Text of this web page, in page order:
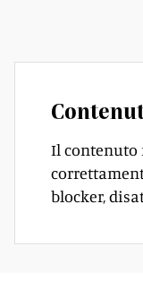
Il contenuto
blocker,